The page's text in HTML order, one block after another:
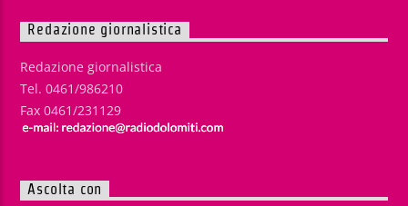
Redazione giornalistica
Redazione giornalistica
Tel. 0461/986210
Fax 0461/231129
Ascolta con